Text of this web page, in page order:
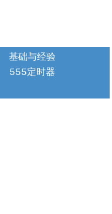
基础与经验
555定时器